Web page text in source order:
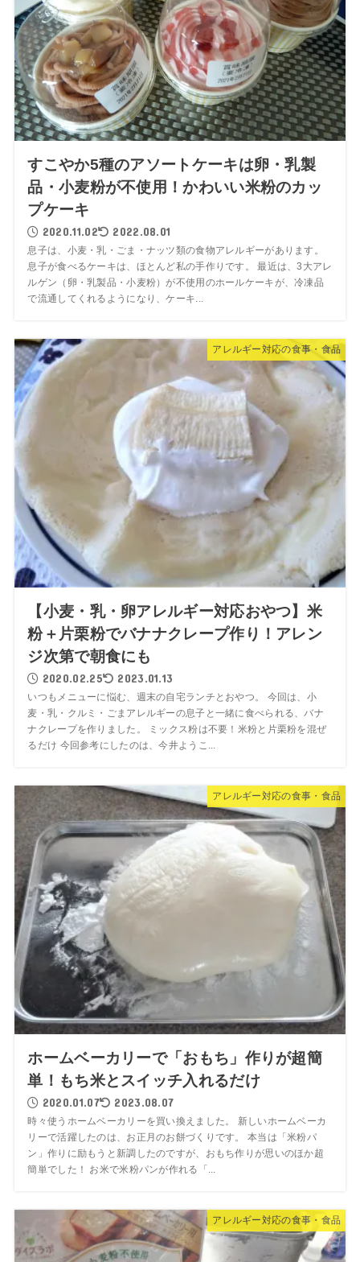
すこやか5種のアソートケーキは卵・乳製
品・小麦粉が不使用！かわいい米粉のカッ
プケーキ
2020.11.02 2022.08.01
息子は、小麦・乳・ごま・ナッツ類の食物アレルギーがあります。
息子が食べるケーキは、ほとんど私の手作りです。 最近は、3大アレ
ルゲン（卵・乳製品・小麦粉）が不使用のホールケーキが、冷凍品
で流通してくれるようになり、ケーキ...
アレルギー対応の食事・食品
【小麦・乳・卵アレルギー対応おやつ】米
粉＋片栗粉でバナナクレープ作り！アレン
ジ次第で朝食にも
2020.02.25 2023.01.13
いつもメニューに悩む、週末の自宅ランチとおやつ。 今回は、小
麦・乳・クルミ・ごまアレルギーの息子と一緒に食べられる、バナ
ナクレープを作りました。 ミックス粉は不要！米粉と片栗粉を混ぜ
るだけ 今回参考にしたのは、今井ようこ...
アレルギー対応の食事・食品
ホームベーカリーで「おもち」作りが超簡
単！もち米とスイッチ入れるだけ
2020.01.07 2023.08.07
時々使うホームベーカリーを買い換えました。 新しいホームベーカ
リーで活躍したのは、お正月のお餅づくりです。 本当は「米粉パ
ン」作りに励もうと新調したのですが、おもち作りが思いのほか超
簡単でした！ お米で米粉パンが作れる「...
アレルギー対応の食事・食品